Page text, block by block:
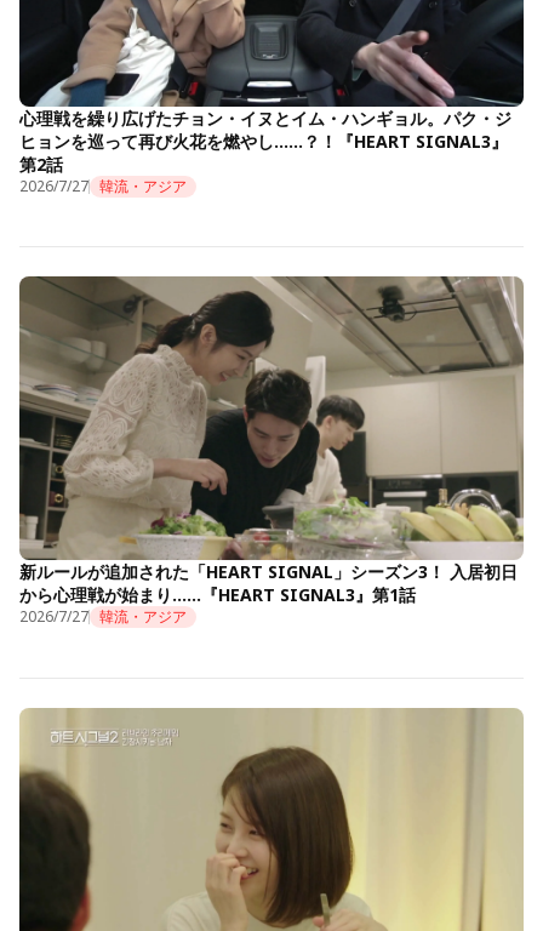
心理戦を繰り広げたチョン・イヌとイム・ハンギョル。パク・ジ
ヒョンを巡って再び火花を燃やし……？！『HEART SIGNAL3』
第2話
2026/7/27 韓流・アジア
新ルールが追加された「HEART SIGNAL」シーズン3！ 入居初日
から心理戦が始まり……『HEART SIGNAL3』第1話
2026/7/27 韓流・アジア